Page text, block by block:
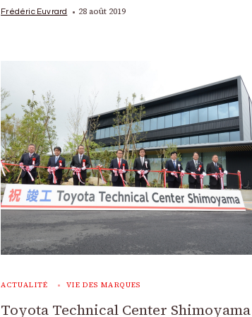
Frédéric Euvrard 28 août 2019
ACTUALITÉ VIE DES MARQUES
Toyota Technical Center